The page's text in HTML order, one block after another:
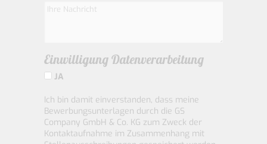
Einwilligung Datenverarbeitung
JA
Ich bin damit einverstanden, dass meine
Bewerbungsunterlagen durch die GS
Company GmbH & Co. KG zum Zweck der
Kontaktaufnahme im Zusammenhang mit